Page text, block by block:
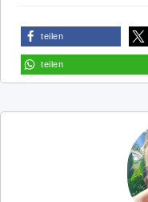
teilen
teilen